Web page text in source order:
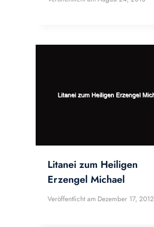
Litanei zum Heiligen
Erzengel Michael
Veröffentlicht am Dezember 17, 2012